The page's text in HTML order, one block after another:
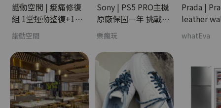
諧動空間 | 痠痛修復
組 1堂運動整復+1堂
個人課 - 課程學習分
期
諧動空間
Sony | PS5 PRO主機
原廠保固一年 挑戰銀
卡最低價 樹林區歡迎
自取 - 3C科技分期
樂瘋玩
Prada |
leather
時尚分期
whatEva